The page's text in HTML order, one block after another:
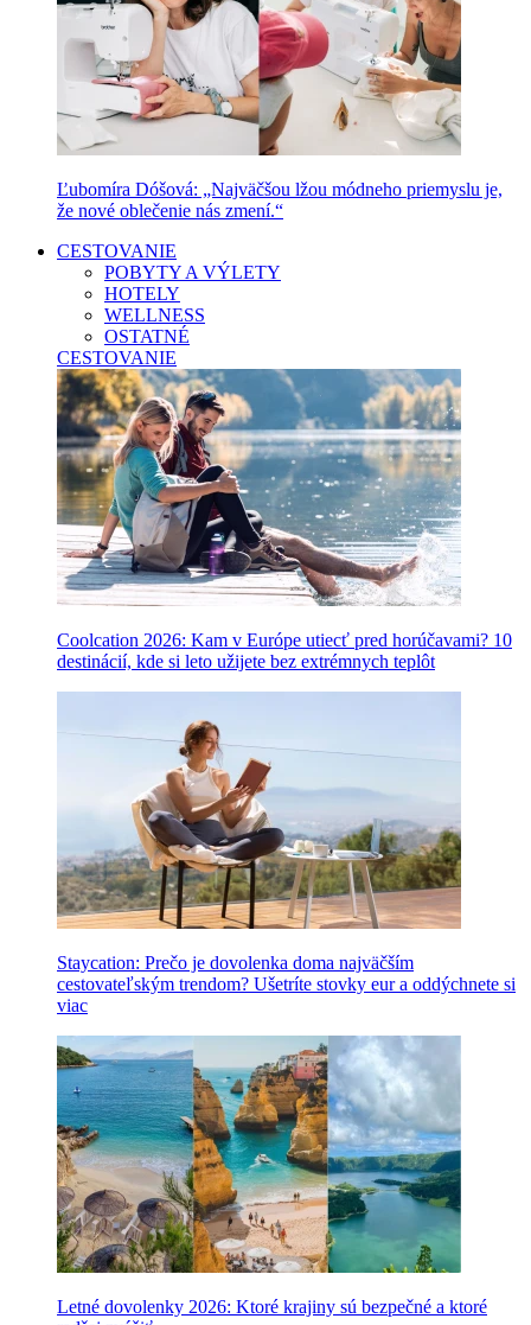
Ľubomíra Dóšová: „Najväčšou lžou módneho priemyslu je,
že nové oblečenie nás zmení.“
CESTOVANIE
POBYTY A VÝLETY
HOTELY
WELLNESS
OSTATNÉ
CESTOVANIE
Coolcation 2026: Kam v Európe utiecť pred horúčavami? 10
destinácií, kde si leto užijete bez extrémnych teplôt
Staycation: Prečo je dovolenka doma najväčším
cestovateľským trendom? Ušetríte stovky eur a oddýchnete si
viac
Letné dovolenky 2026: Ktoré krajiny sú bezpečné a ktoré